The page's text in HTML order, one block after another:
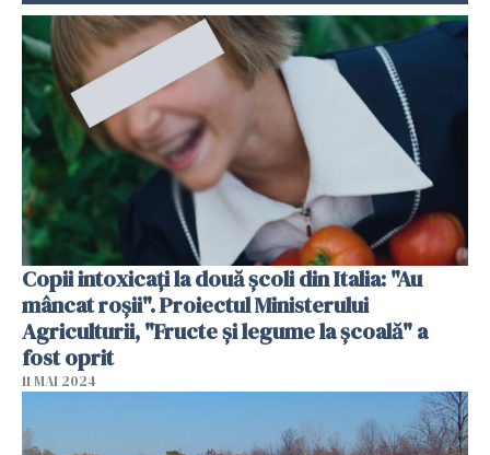
Copii intoxicați la două școli din Italia: "Au
mâncat roșii". Proiectul Ministerului
Agriculturii, "Fructe și legume la școală" a
fost oprit
11 MAI 2024